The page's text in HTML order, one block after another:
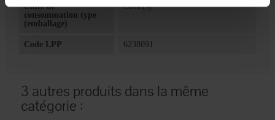
Unité de
consommation type
(emballage)
Unité(s)
Code LPP 6238091
3 autres produits dans la même
catégorie :